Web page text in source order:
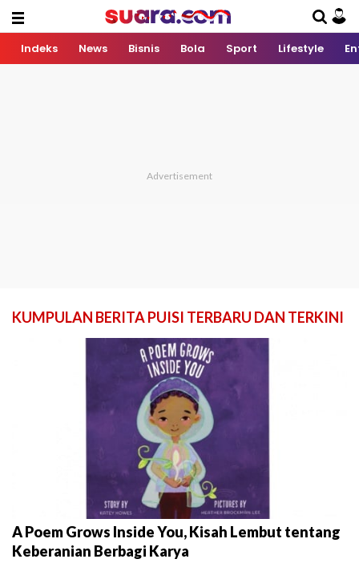
Indeks News Bisnis Bola Sport Lifestyle
KUMPULAN BERITA PUISI TERBARU DAN TERKINI
A Poem Grows Inside You, Kisah Lembut tentang
Keberanian Berbagi Karya